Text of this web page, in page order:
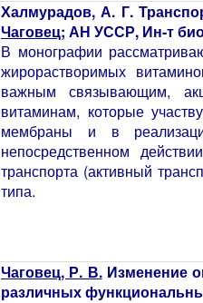
Халмурадов, А. Г.
Чаговец; АН УССР, Ин-т
В монографии
жирорастворимых
важным связывающим,
витаминам, которые
мембраны и в
непосредственном
транспорта (активный
типа.
Чаговец, Р. В.Изменение
различных